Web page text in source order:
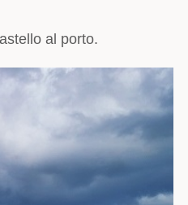
al porto.